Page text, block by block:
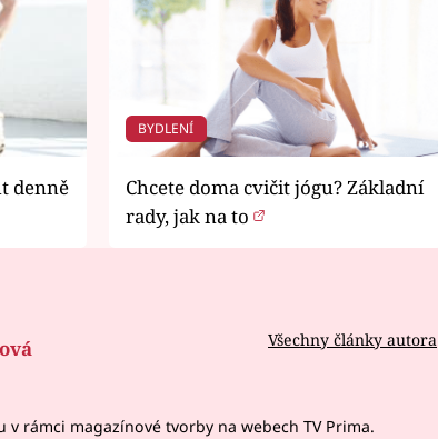
denně
BYDLENÍ
Chcete doma cvičit jógu? Základní
rady, jak na to
Všechny články autora
rámci magazínové tvorby na webech TV Prima.